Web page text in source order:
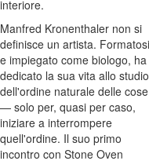
interiore.
Manfred Kronenthaler non si
definisce un artista. Formatosi
e impiegato come biologo, ha
dedicato la sua vita allo studio
dell'ordine naturale delle cose
— solo per, quasi per caso,
iniziare a interrompere
quell'ordine. Il suo primo
incontro con Stone Oven